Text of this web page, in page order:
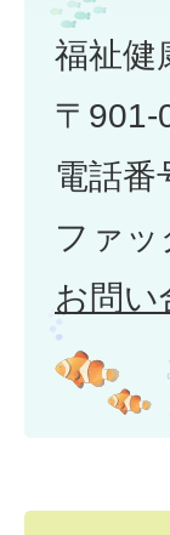
福祉健
〒901-
電話番
ファ
お問い